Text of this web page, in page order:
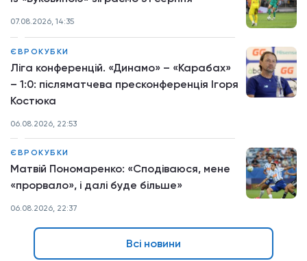
07.08.2026, 14:35
ЄВРОКУБКИ
Ліга конференцій. «Динамо» – «Карабах»
– 1:0: післяматчева пресконференція Ігоря
Костюка
06.08.2026, 22:53
ЄВРОКУБКИ
Матвій Пономаренко: «Сподіваюся, мене
«прорвало», і далі буде більше»
06.08.2026, 22:37
Всі новини